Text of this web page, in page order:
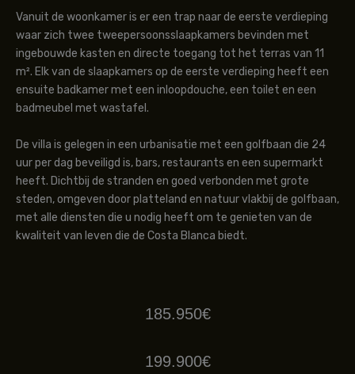
Vanuit de woonkamer is er een trap naar de eerste verdieping
waar zich twee tweepersoonsslaapkamers bevinden met
ingebouwde kasten en directe toegang tot het terras van 11
m². Elk van de slaapkamers op de eerste verdieping heeft een
ensuite badkamer met een inloopdouche, een toilet en een
badmeubel met wastafel.
De villa is gelegen in een urbanisatie met een golfbaan die 24
uur per dag beveiligd is, bars, restaurants en een supermarkt
heeft. Dichtbij de stranden en goed verbonden met grote
steden, omgeven door platteland en natuur vlakbij de golfbaan,
met alle diensten die u nodig heeft om te genieten van de
kwaliteit van leven die de Costa Blanca biedt.
185.950€
199.900€